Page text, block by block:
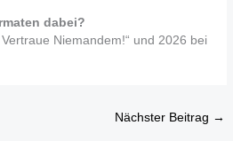
dabei?
Niemandem!“ und 2026 bei
Nächster Beitrag →